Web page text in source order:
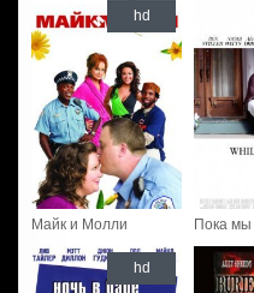
Майк и Молли
hd
Пока
hd